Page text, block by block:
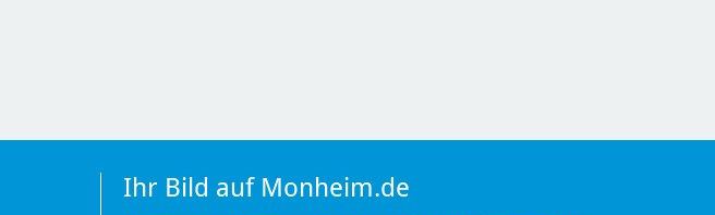
Ihr Bild auf Monheim.de